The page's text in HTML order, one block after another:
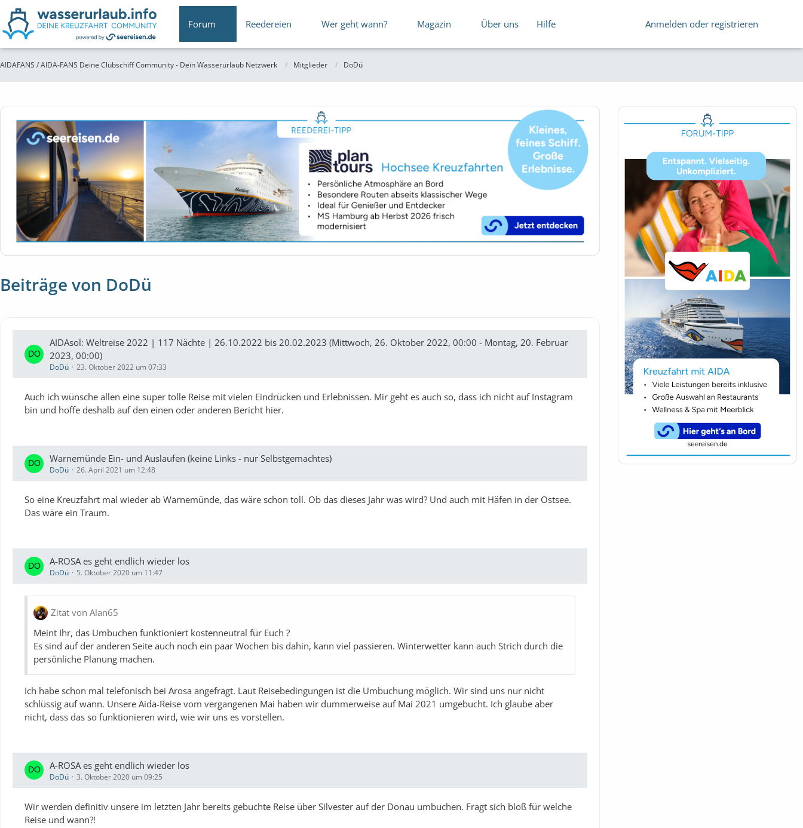
Forum Reedereien Wer geht wann? Magazin Über uns Hilfe Anmelden oder registrieren
AIDAFANS / AIDA-FANS Deine Clubschiff Community - Dein Wasserurlaub Netzwerk Mitglieder DoDü
Beiträge von DoDü
AIDAsol: Weltreise 2022 | 117 Nächte | 26.10.2022 bis 20.02.2023 (Mittwoch, 26. Oktober 2022, 00:00 - Montag, 20. Februar
2023, 00:00)
DoDü 23. Oktober 2022 um 07:33
Auch ich wünsche allen eine super tolle Reise mit vielen Eindrücken und Erlebnissen. Mir geht es auch so, dass ich nicht auf Instagram
bin und hoffe deshalb auf den einen oder anderen Bericht hier.
Warnemünde Ein- und Auslaufen (keine Links - nur Selbstgemachtes)
DoDü 26. April 2021 um 12:48
So eine Kreuzfahrt mal wieder ab Warnemünde, das wäre schon toll. Ob das dieses Jahr was wird? Und auch mit Häfen in der Ostsee.
Das wäre ein Traum.
A-ROSA es geht endlich wieder los
DoDü 5. Oktober 2020 um 11:47
Zitat von Alan65
Meint Ihr, das Umbuchen funktioniert kostenneutral für Euch ?
Es sind auf der anderen Seite auch noch ein paar Wochen bis dahin, kann viel passieren. Winterwetter kann auch Strich durch die
persönliche Planung machen.
Ich habe schon mal telefonisch bei Arosa angefragt. Laut Reisebedingungen ist die Umbuchung möglich. Wir sind uns nur nicht
schlüssig auf wann. Unsere Aida-Reise vom vergangenen Mai haben wir dummerweise auf Mai 2021 umgebucht. Ich glaube aber
nicht, dass das so funktionieren wird, wie wir uns es vorstellen.
A-ROSA es geht endlich wieder los
DoDü 3. Oktober 2020 um 09:25
Wir werden definitiv unsere im letzten Jahr bereits gebuchte Reise über Silvester auf der Donau umbuchen. Fragt sich bloß für welche
Reise und wann?!